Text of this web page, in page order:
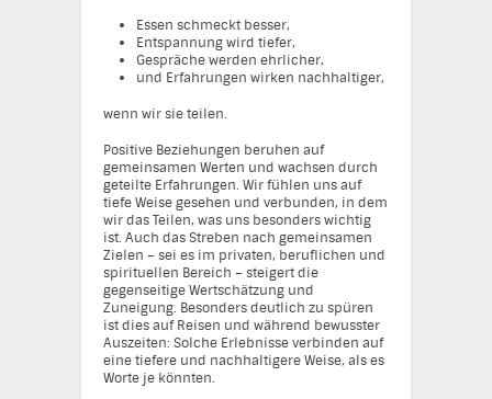
Essen schmeckt besser,
Entspannung wird tiefer,
Gespräche werden ehrlicher,
und Erfahrungen wirken nachhaltiger,
wenn wir sie teilen.
Positive Beziehungen beruhen auf
gemeinsamen Werten und wachsen durch
geteilte Erfahrungen. Wir fühlen uns auf
tiefe Weise gesehen und verbunden, in dem
wir das Teilen, was uns besonders wichtig
ist. Auch das Streben nach gemeinsamen
Zielen – sei es im privaten, beruflichen und
spirituellen Bereich – steigert die
gegenseitige Wertschätzung und
Zuneigung. Besonders deutlich zu spüren
ist dies auf Reisen und während bewusster
Auszeiten: Solche Erlebnisse verbinden auf
eine tiefere und nachhaltigere Weise, als es
Worte je könnten.